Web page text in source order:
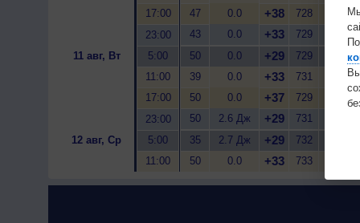
17:00
47 0.0 +38 728
23:00
43 0.0 +33 729
11 авг, Вт
5:00 50 0.0 +29 729
11:00
39 0.0 +33 731
17:00
50 0.0 +37 729
23:00
50 2.6 Дж +29 731
12 авг, Ср
5:00 35 2.7 Дж +29 732
11:00
50 0.0 +33 733